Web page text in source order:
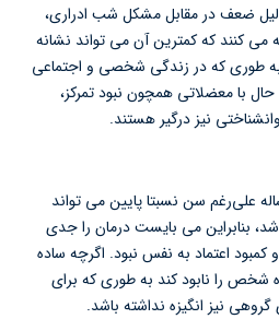
دلیل ضعف در مقابل مشکل شب ادراری،
کنند که کمترین آن می تواند نشانه
به طوری که در زندگی شخصی و اجتماعی
با معضلاتی همچون نبود تمرکز،
نیز درگیر هستند.
ادراری کودکان ۵ و ۶ و ۷ ساله علی‌رغم سن نسبتا پایین می تواند
بنابراین می بایست درمان را جدی
اعتماد به نفس نبود. اگرچه ساده
شخص را نابود کند به طوری که برای
نیز انگیزه نداشته باشد.